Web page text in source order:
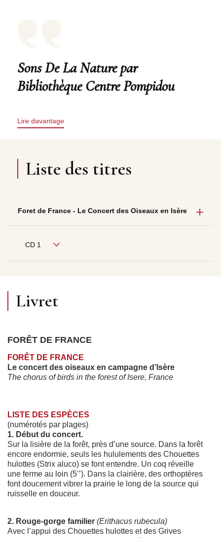
Sons De La Nature par
Bibliothèque Centre Pompidou
Lire davantage
Liste des titres
Foret de France - Le Concert des Oiseaux en Isère
CD 1
Livret
FORÊT DE FRANCE
FORÊT DE FRANCE
Le concert des oiseaux en campagne d’Isère
The chorus of birds in the forest of Isere, France
LISTE DES ESPÈCES
(numérotés par plages)
1. Début du concert.
Sur la lisière de la forêt, près d’une source. Dans la forêt
encore endormie, seuls les hululements des Chouettes
hulottes (Strix aluco) se font entendre. Un coq réveille
une ferme au loin (5’’). Dans la clairière, des orthoptères
font doucement vibrer la prairie le long de la source qui
ruisselle en douceur.
2. Rouge-gorge familier (Erithacus rubecula)
Avec l’appui des Chouettes hulottes et des Grives